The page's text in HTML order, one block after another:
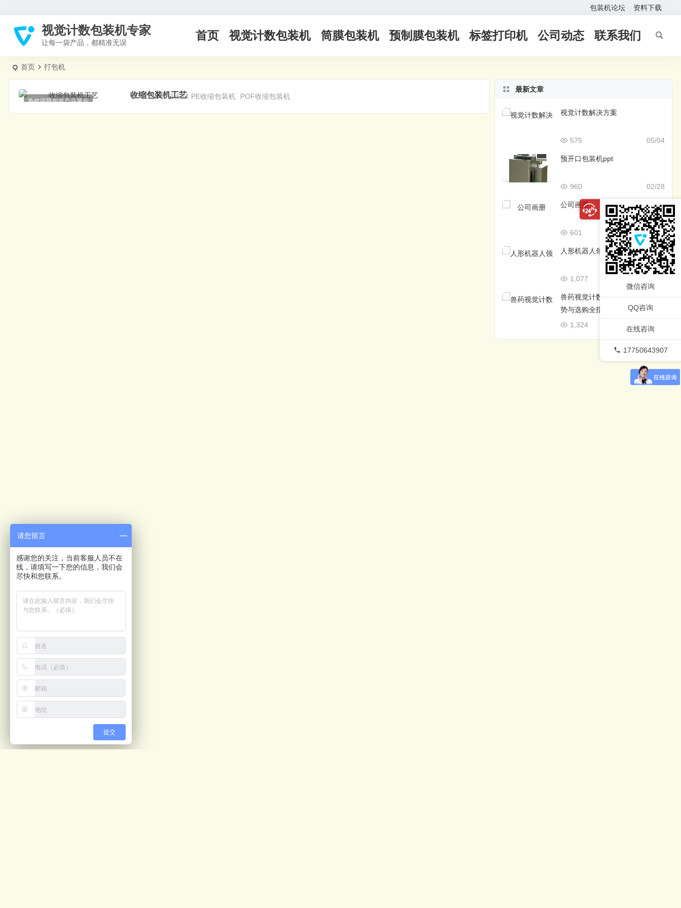
包装机论坛 资料下载
视觉计数包装机专家
让每一袋产品，都精准无误
首页 视觉计数包装机 筒膜包装机 预制膜包装机 标签打印机 公司动态 联系我们
首页 打包机
热收缩膜包装产品展示
收缩包装机工艺
01/31 1,534 PE收缩包装机 POF收缩包装机
最新文章
视觉计数解决方案
05/04
575
预开口包装机ppt
02/28
960
公司画册
02/27
601
人形机器人领域优秀的开源框架
1,077
兽药视觉计数包装机：原理、优
势与选购全指南
12/14
1,324
微信咨询
QQ咨询
在线咨询
17750643907
请您留言
感谢您的关注，当前客服人员不在
线，请填写一下您的信息，我们会
尽快和您联系。
提交